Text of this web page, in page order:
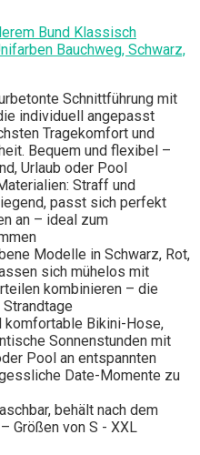
Bund Klassisch
Bauchweg, Schwarz,
Schnittführung mit
individuell angepasst
Tragekomfort und
Bequem und flexibel –
Urlaub oder Pool
Straff und
passt sich perfekt
an – ideal zum
Modelle in Schwarz, Rot,
sich mühelos mit
kombinieren – die
komfortable Bikini-Hose,
Sonnenstunden mit
Pool an entspannten
Date-Momente zu
behält nach dem
Größen von S - XXL